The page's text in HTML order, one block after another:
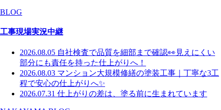
BLOG
工事現場実況中継
2026.08.05 自社検査で品質を細部まで確認👀見えにくい
部分にも責任を持った仕上がりへ！
2026.08.03 マンション大規模修繕の塗装工事｜丁寧な3工
程で安心の仕上がりへ✨
2026.07.31 仕上がりの差は、塗る前に生まれています